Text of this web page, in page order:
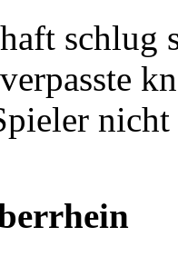
schlug